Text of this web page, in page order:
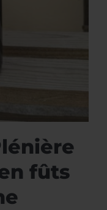
fûts